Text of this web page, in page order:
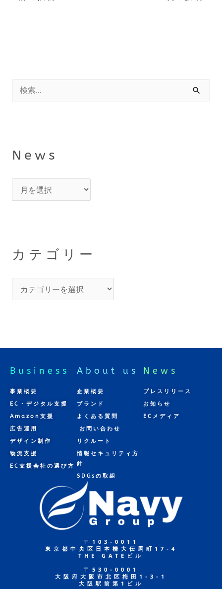
検
:
News
w
カテゴリー
テ
ゴ
Business
事業概要
EC・デジタル支援
Amazon支援
広告運用
デザイン制作
物流支援
EC支援会社の選び方
About us
企業概要
ブランド
よくある質問
お問い合わせ
リクルート
情報セキュリティ方
針
SDGsの取組
News
プレスリリース
お知らせ
ECメディア
〒103-0011
東京都中央区日本橋大伝馬町17-4
THE GATEビル
〒530-0001
大阪府大阪市北区梅田1-3-1
大阪駅前第1ビル